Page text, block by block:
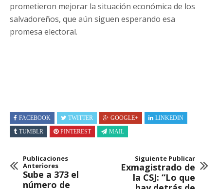
prometieron mejorar la situación económica de los
salvadoreños, que aún siguen esperando esa
promesa electoral.
FACEBOOK TWITTER GOOGLE+
LINKEDIN
TUMBLR
PINTEREST MAIL
Publicaciones
Anteriores
Sube a 373 el
número de
Siguiente Publicar
Exmagistrado de
la CSJ: “Lo que